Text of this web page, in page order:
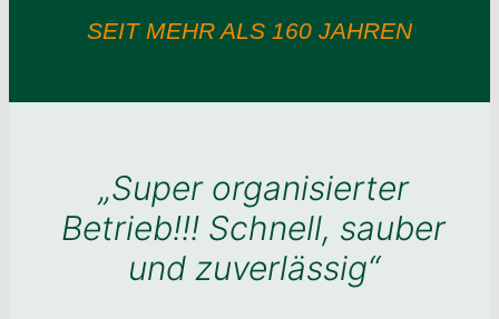
SEIT MEHR ALS 160 JAHREN
„Super organisierter
Betrieb!!! Schnell, sauber
und zuverlässig“
„Super organisierter
Betrieb!!! Schnell, sauber
und zuverlässig“